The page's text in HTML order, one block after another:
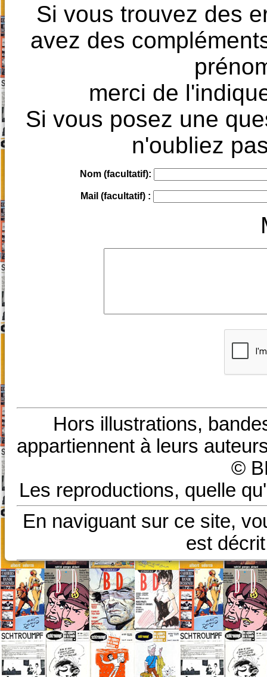
Si vous trouvez des
avez des
merci de
Si vous posez une
n'oubliez
Nom (facultatif):
Mail (facultatif) :
Hors illustrations,
appartiennent à leurs
©
Les reproductions, quelle
En naviguant sur ce site,
est